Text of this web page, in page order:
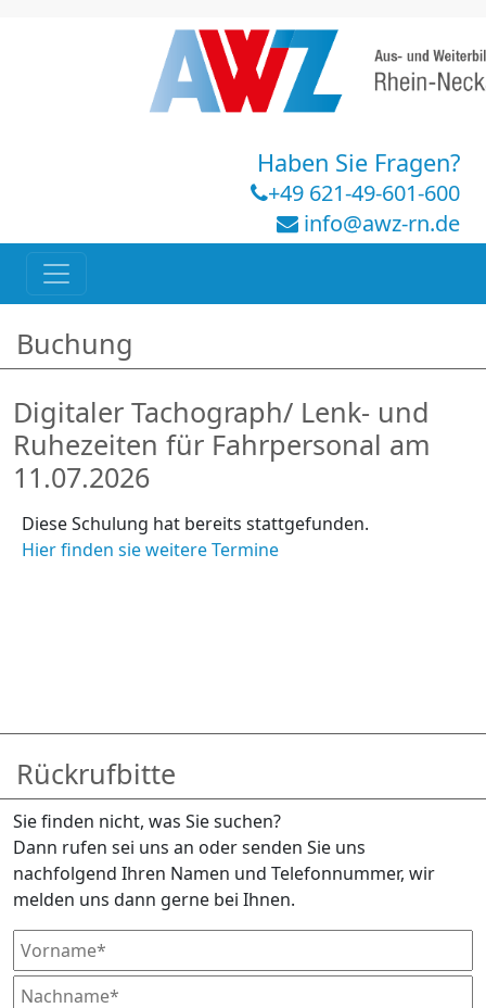
Haben Sie Fragen?
+49 621-49-601-600
info@awz-rn.de
Buchung
Digitaler Tachograph/ Lenk- und
Ruhezeiten für Fahrpersonal am
11.07.2026
Diese Schulung hat bereits stattgefunden.
Hier finden sie weitere Termine
Rückrufbitte
Sie finden nicht, was Sie suchen?
Dann rufen sei uns an oder senden Sie uns
nachfolgend Ihren Namen und Telefonnummer, wir
melden uns dann gerne bei Ihnen.